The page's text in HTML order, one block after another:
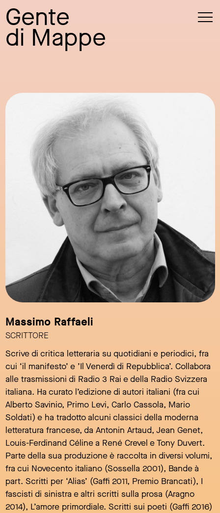
Gente
di Mappe
Massimo Raffaeli
SCRITTORE
Scrive di critica letteraria su quotidiani e periodici, fra
cui ‘il manifesto’ e ’Il Venerdì di Repubblica’. Collabora
alle trasmissioni di Radio 3 Rai e della Radio Svizzera
italiana. Ha curato l’edizione di autori italiani (fra cui
Alberto Savinio, Primo Levi, Carlo Cassola, Mario
Soldati) e ha tradotto alcuni classici della moderna
letteratura francese, da Antonin Artaud, Jean Genet,
Louis-Ferdinand Céline a René Crevel e Tony Duvert.
Parte della sua produzione è raccolta in diversi volumi,
fra cui Novecento italiano (Sossella 2001), Bande à
part. Scritti per ‘Alias’ (Gaffi 2011, Premio Brancati), I
fascisti di sinistra e altri scritti sulla prosa (Aragno
2014), L’amore primordiale. Scritti sui poeti (Gaffi 2016)